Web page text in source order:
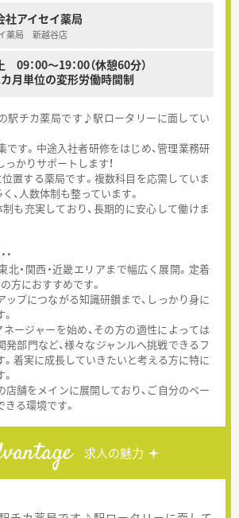
社アイセイ薬局
薬局 新越谷店
09：00～19：00（休憩60分）
月単位の変形労働時間制
駅チカ薬局です♪駅ロータリーに面してい
す。中途入社者研修をはじめ、管理業務研
かりサポートします！
置する薬局です。複数科目を応需していま
、人数体制も整っています。
も充実しており、長期的に安心して働けま
・関西・近畿エリアまで幅広く展開。定着
方におすすめです。
プにつながる知識研鑚まで、しっかり身に
ージャーを始め、その方の適性によっては
発部門など、様々なジャンルへ挑戦できるフ
。着実に成長していきたいと考える方に特に
舗をメインに展開しており、ご自分のペー
る環境です。
求人の魅力